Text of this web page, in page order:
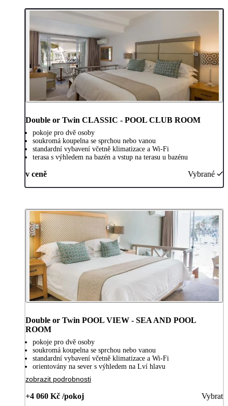
Double or Twin CLASSIC - POOL CLUB ROOM
pokoje pro dvě osoby
soukromá koupelna se sprchou nebo vanou
standardní vybavení včetně klimatizace a Wi-Fi
terasa s výhledem na bazén a vstup na terasu u bazénu
v ceně Vybrané
Double or Twin POOL VIEW - SEA AND POOL
ROOM
pokoje pro dvě osoby
soukromá koupelna se sprchou nebo vanou
standardní vybavení včetně klimatizace a Wi-Fi
orientovány na sever s výhledem na Lví hlavu
zobrazit podrobnosti
+4 060 Kč /pokoj Vybrat